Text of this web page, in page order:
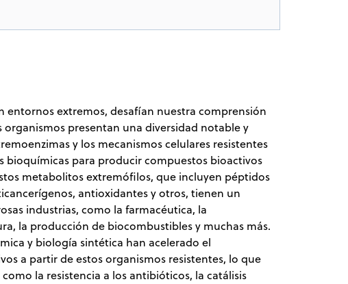
entornos extremos, desafían nuestra comprensión
organismos presentan una diversidad notable y
y los mecanismos celulares resistentes
bioquímicas para producir compuestos bioactivos
metabolitos extremófilos, que incluyen péptidos
antioxidantes y otros, tienen un
industrias, como la farmacéutica, la
la producción de biocombustibles y muchas más.
y biología sintética han acelerado el
a partir de estos organismos resistentes, lo que
la resistencia a los antibióticos, la catálisis